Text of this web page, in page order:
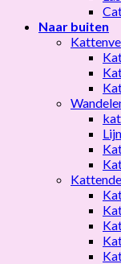
Naar buiten